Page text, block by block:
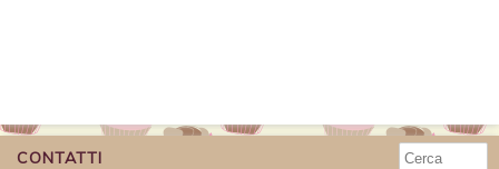
CONTATTI